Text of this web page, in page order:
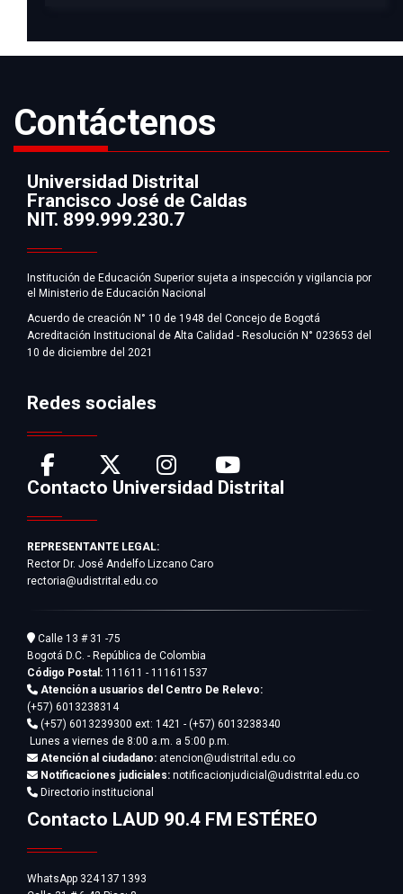
Contáctenos
Información
Universidad Distrital
Francisco José de Caldas
NIT. 899.999.230.7
Institución de Educación Superior sujeta a inspección y vigilancia por
el Ministerio de Educación Nacional
Acuerdo de creación N° 10 de 1948 del Concejo de Bogotá
Acreditación Institucional de Alta Calidad - Resolución N° 023653 del
10 de diciembre del 2021
Redes sociales
Contacto Universidad Distrital
REPRESENTANTE LEGAL:
Rector Dr. José Andelfo Lizcano Caro
rectoria@udistrital.edu.co
Calle 13 # 31 -75
Bogotá D.C. - República de Colombia
Código Postal: 111611 - 111611537
Atención a usuarios del Centro De Relevo:
(+57) 6013238314
(+57) 6013239300 ext: 1421 - (+57) 6013238340
Lunes a viernes de 8:00 a.m. a 5:00 p.m.
Atención al ciudadano: atencion@udistrital.edu.co
Notificaciones judiciales: notificacionjudicial@udistrital.edu.co
Directorio institucional
Contacto LAUD 90.4 FM ESTÉREO
WhatsApp 324 137 1393